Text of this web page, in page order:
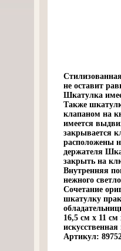
не оставит
Шкатулка
Также
клапаном на
имеется
закрывается
расположены
держателя
закрыть на
Внутренняя
нежного
Сочетание
шкатулку
16,5 см x 11
Артикул: